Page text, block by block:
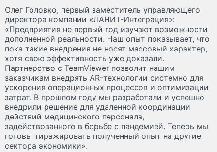
Олег Головко, первый заместитель управляющего
директора компании «ЛАНИТ-Интеграция»:
«Предприятия не первый год изучают возможности
дополненной реальности. Наш опыт показывает, что
пока такие внедрения не носят массовый характер,
хотя свою эффективность уже доказали.
Партнерство с TeamViewer позволит нашим
заказчикам внедрять AR-технологии системно для
ускорения операционных процессов и оптимизации
затрат. В прошлом году мы разработали и успешно
внедрили решение для удаленной координации
действий медицинского персонала,
задействованного в борьбе с пандемией. Теперь мы
готовы тиражировать полученный опыт на другие
сектора экономики».